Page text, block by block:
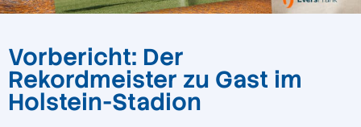
Vorbericht: Der
Rekordmeister zu Gast im
Holstein-Stadion